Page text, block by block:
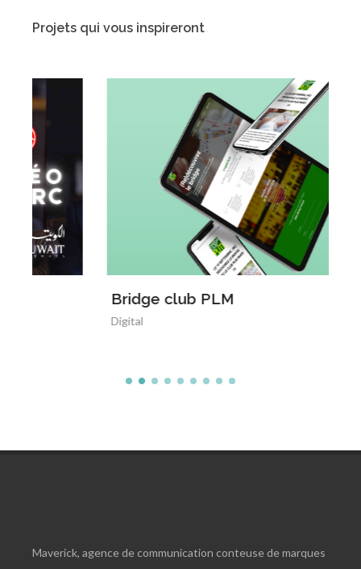
Projets qui vous inspireront
Bridge club PLM
Maverick, agence de communication conteuse de marques